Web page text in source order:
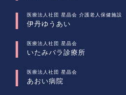
医療法人社団 星晶会 介護老人保健施設
伊丹ゆうあい
医療法人社団 星晶会
いたみバラ診療所
医療法人社団 星晶会
あおい病院